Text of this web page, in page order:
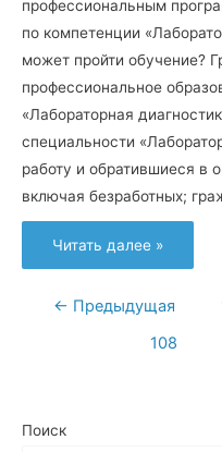
профессиональным
по компетенции
может пройти обучение?
профессиональное
«Лабораторная
специальности
работу и обратившиеся в
включая безработных;
Читать далее »
← Предыдущая
108
Поиск